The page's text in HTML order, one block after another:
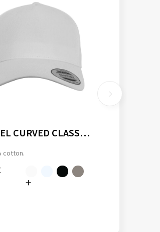
5-PANEL CURVED CLASSIC SNAPBACK
cotton.